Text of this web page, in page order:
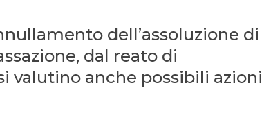
dell’assoluzione di
dal reato di
valutino anche possibili azioni